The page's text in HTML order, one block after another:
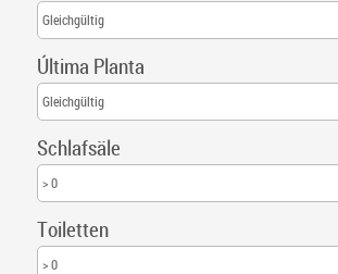
Gleichgültig
Última Planta
Gleichgültig
Schlafsäle
> 0
Toiletten
> 0